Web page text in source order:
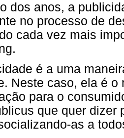
dos anos, a
no processo de
cada vez mais
é a uma
Neste caso, ela é
para o
que quer
as a